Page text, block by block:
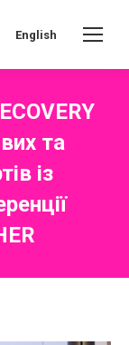
English
та
із